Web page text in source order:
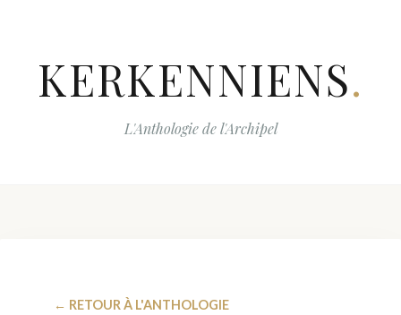
KERKENNIENS.
L'Anthologie de l'Archipel
← RETOUR À L'ANTHOLOGIE